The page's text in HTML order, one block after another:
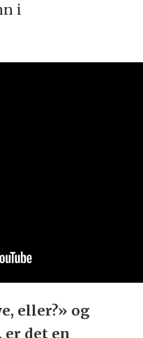
i
eller?» og
er det en